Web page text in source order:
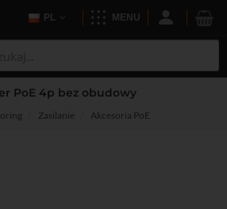
PL MENU
PoE 4p bez obudowy
Zasilanie Akcesoria PoE